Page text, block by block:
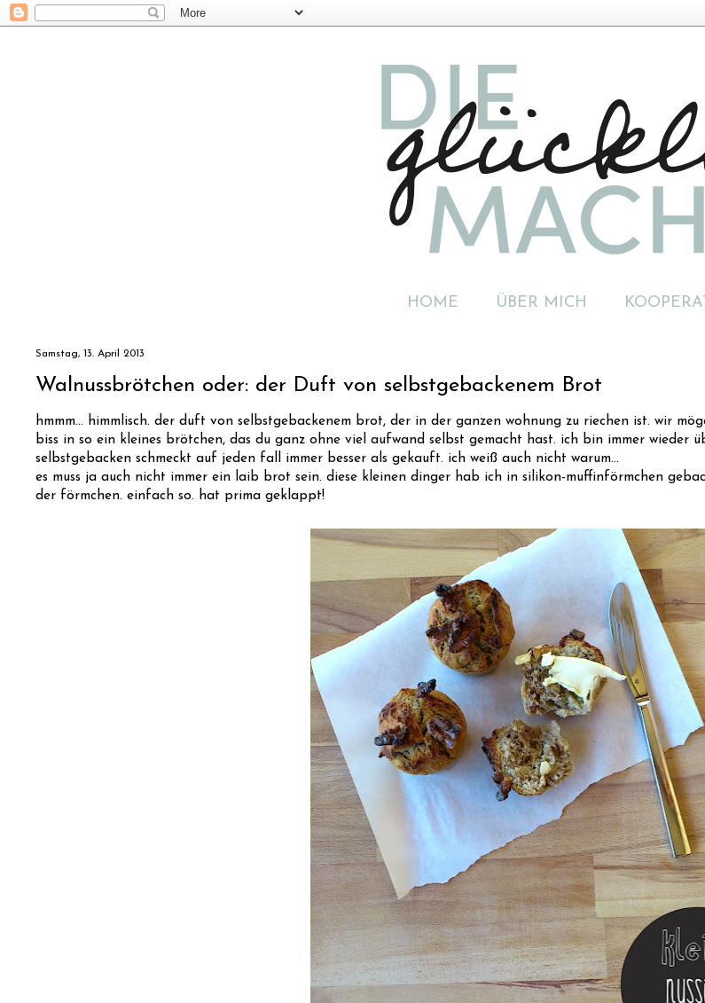
HOME ÜBER MICH
Samstag, 13. April 2013
Walnussbrötchen oder: der Duft von selbstgebackenem Brot
hmmm... himmlisch. der duft von selbstgebackenem brot, der in der ganzen wohnung zu riechen ist. wir
biss in so ein kleines brötchen, das du ganz ohne viel aufwand selbst gemacht hast. ich bin immer wieder
selbstgebacken schmeckt auf jeden fall immer besser als gekauft. ich weiß auch nicht warum...
es muss ja auch nicht immer ein laib brot sein. diese kleinen dinger hab ich in silikon-muffinförmchen
der förmchen. einfach so. hat prima geklappt!